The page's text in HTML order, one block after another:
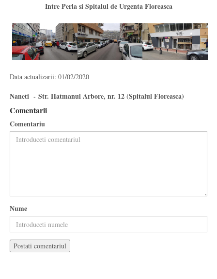
Intre Perla si Spitalul de Urgenta Floreasca
Data actualizarii: 01/02/2020
Naneti - Str. Hatmanul Arbore, nr. 12 (Spitalul Floreasca)
Comentarii
Comentariu
Nume